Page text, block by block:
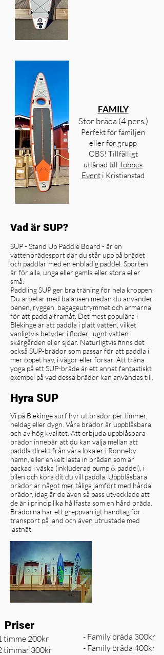
FAMILY
Stor bräda (4 pers.)
Perfekt för familjen
eller för grupp
OBS! Tillfälligt
utlånad till Tobbes
Event i Kristianstad
Vad är SUP?
SUP - Stand Up Paddle Board - är en
vattenbrädesport där du står upp på brädet
och paddlar med en enbladig paddel. Sporten
är för alla, unga eller gamla eller stora eller
små.
Paddling SUP ger bra träning för hela kroppen.
Du arbetar med balansen medan du använder
benen, ryggen, bagageutrymmet och armarna
för att paddla framåt. Det mest populära i
Blekinge är att paddla i platt vatten, vilket
vanligtvis betyder i floder, lugnt vatten i
skärgården eller sjöar. Naturligtvis finns det
också SUP-brädor som passar för att paddla i
mer öppet hav, i vågor eller forsar. Att träna
yoga på ett SUP-bräde är ett annat fantastiskt
exempel på vad dessa brädor kan användas till.
Hyra SUP
Vi på Blekinge surf hyr ut brädor per timmer,
heldag eller dygn. Våra brädor är uppblåsbara
och av hög kvalitet. Att erbjuda uppblåsbara
brädor innebär att du kan välja mellan att
paddla direkt från våra lokaler i Ronneby
hamn, eller enkelt lasta in brädan som är
packad i väska (inkluderad pump & paddel), i
bilen och köra dit du vill paddla. Uppblåsbara
brädor är något mer tåliga jämfört med hårda
brädor, idag är de även så pass utvecklade att
de är i princip lika hållfasta som en hård bräda.
Brädorna har ett greppvänligt handtag för
transport på land och även utrustade med
lastnät.
Priser
timme 200kr
timmar 300kr
- Family bräda 300kr
- Family bräda 400kr